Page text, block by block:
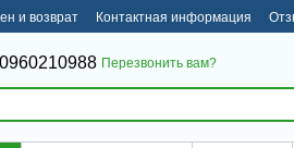
и возврат Контактная информация
0960210988 Перезвонить вам?